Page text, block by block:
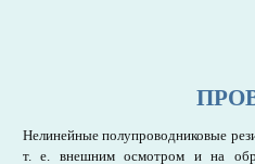
Нелинейные полупроводниковые
т. е. внешним осмотром и на